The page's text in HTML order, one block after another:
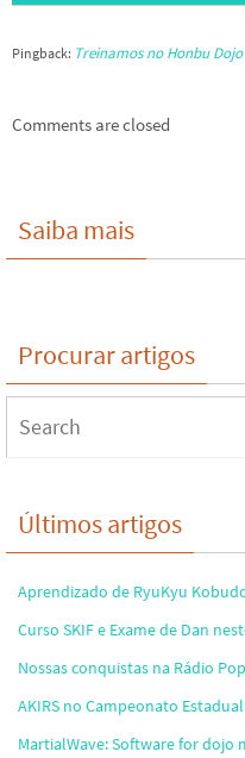
Pingback: Treinamos no Honbu
Comments are closed
Saiba mais
Procurar artigos
Últimos artigos
Aprendizado de RyuKyu
Curso SKIF e Exame de Dan
Nossas conquistas na Rádio
AKIRS no Campeonato Estadual
MartialWave: Software for